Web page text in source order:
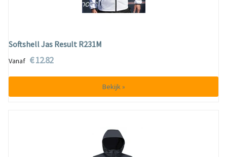
Softshell Jas Result R231M
Vanaf € 12.82
Bekijk »